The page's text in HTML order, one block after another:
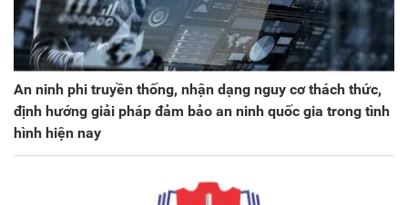
An ninh phi truyền thống, nhận dạng nguy cơ thách thức,
định hướng giải pháp đảm bảo an ninh quốc gia trong tình
hình hiện nay